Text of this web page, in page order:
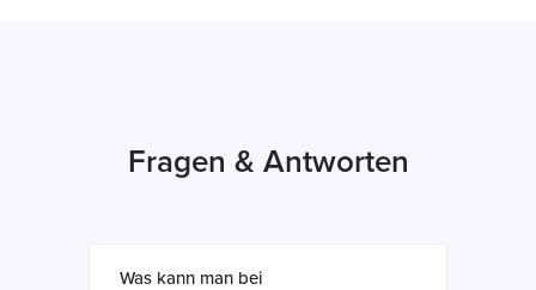
Fragen & Antworten
Was kann man bei